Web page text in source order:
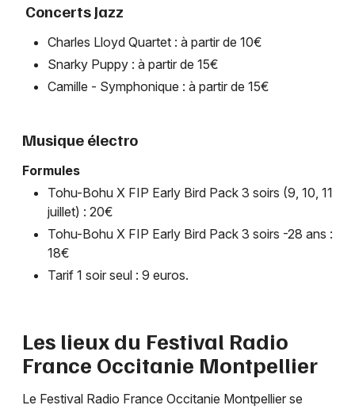
Concerts Jazz
Charles Lloyd Quartet : à partir de 10€
Snarky Puppy : à partir de 15€
Camille - Symphonique : à partir de 15€
Musique électro
Formules
Tohu-Bohu X FIP Early Bird Pack 3 soirs (9, 10, 11
juillet) : 20€
Tohu-Bohu X FIP Early Bird Pack 3 soirs -28 ans :
18€
Tarif 1 soir seul : 9 euros.
Les lieux du Festival Radio
France Occitanie Montpellier
Le Festival Radio France Occitanie Montpellier se